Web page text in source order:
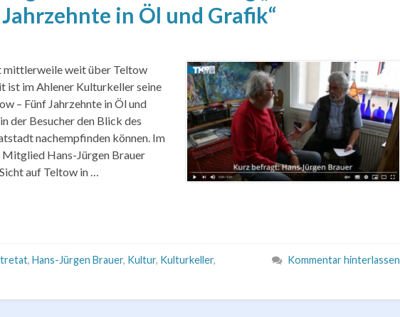
in Öl und Grafik“
mittlerweile weit über Teltow
ist im Ahlener Kulturkeller seine
– Fünf Jahrzehnte in Öl und
der Besucher den Blick des
nachempfinden können. Im
Hans-Jürgen Brauer
auf Teltow in …
, Hans-Jürgen Brauer, Kultur, Kulturkeller,
Kommentar hinterlassen